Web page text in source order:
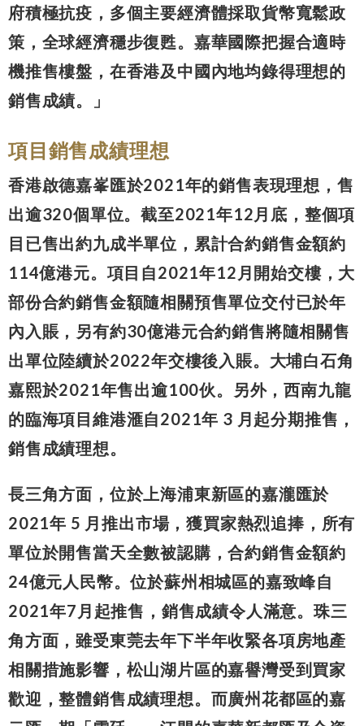
府積極抗疫，多個主要經濟體採取貨幣寬鬆政
策，全球經濟穩步復甦。嘉華國際把握合適時
機推售樓盤，在香港及中國內地均錄得理想的
銷售成績。」
項目銷售成績理想
香港啟德嘉峯匯於2021年的銷售表現理想，售
出逾320個單位。截至2021年12月底，整個項
目已售出約九成半單位，累計合約銷售金額約
114億港元。項目自2021年12月開始交樓，大
部份合約銷售金額隨相關預售單位交付已於年
內入賬，另有約30億港元合約銷售將隨相關售
出單位陸續於2022年交樓後入賬。大埔白石角
嘉熙於2021年售出逾100伙。另外，西南九龍
的臨海項目維港滙自2021年 3 月起分期推售，
銷售成績理想。
長三角方面，位於上海浦東新區的嘉瀧匯於
2021年 5 月推出市場，獲買家熱烈追捧，所有
單位於開售當天全數被認購，合約銷售金額約
24億元人民幣。位於蘇州相城區的嘉致峰自
2021年7月起推售，銷售成績令人滿意。珠三
角方面，雖受東莞去年下半年收緊各項房地產
相關措施影響，松山湖片區的嘉譽灣受到買家
歡迎，整體銷售成績理想。而廣州花都區的嘉